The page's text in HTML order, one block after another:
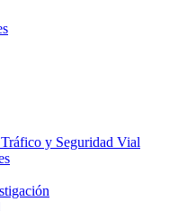
y Seguridad Vial